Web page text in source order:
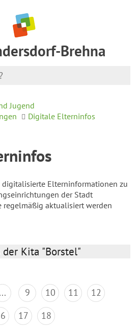
Brehna
Jugend
Digitale Elterninfos
Elterninformationen zu
der Stadt
regelmäßig aktualisiert werden
Kita "Borstel"
... 9 10 11
12
17 18